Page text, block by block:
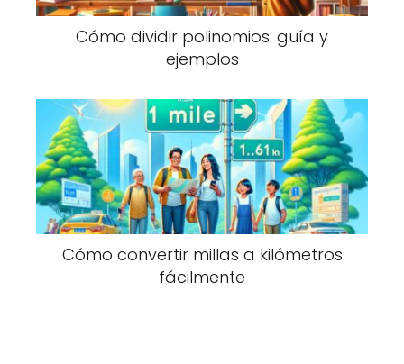
Cómo dividir polinomios: guía y
ejemplos
Cómo convertir millas a kilómetros
fácilmente